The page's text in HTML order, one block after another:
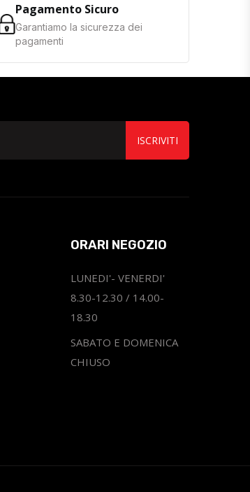
Pagamento Sicuro
Garantiamo la sicurezza dei
pagamenti
ISCRIVITI
ORARI NEGOZIO
LUNEDI'- VENERDI'
8.30-12.30 / 14.00-
18.30
SABATO E DOMENICA
CHIUSO